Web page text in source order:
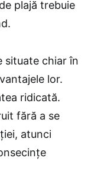
plajă trebuie
situate chiar în
lor.
ridicată.
fără a se
atunci